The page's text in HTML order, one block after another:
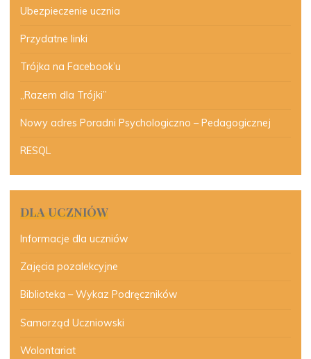
Ubezpieczenie ucznia
Przydatne linki
Trójka na Facebook’u
„Razem dla Trójki”
Nowy adres Poradni Psychologiczno – Pedagogicznej
RESQL
DLA UCZNIÓW
Informacje dla uczniów
Zajęcia pozalekcyjne
Biblioteka – Wykaz Podręczników
Samorząd Uczniowski
Wolontariat